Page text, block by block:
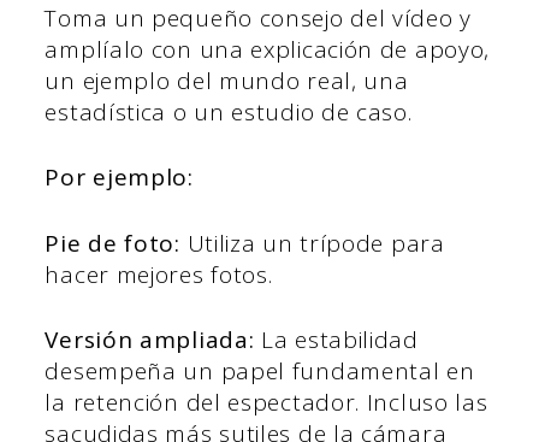
Toma un pequeño consejo del vídeo y
amplíalo con una explicación de apoyo,
un ejemplo del mundo real, una
estadística o un estudio de caso.
Por ejemplo:
Pie de foto: Utiliza un trípode para
hacer mejores fotos.
Versión ampliada: La estabilidad
desempeña un papel fundamental en
la retención del espectador. Incluso las
sacudidas más sutiles de la cámara